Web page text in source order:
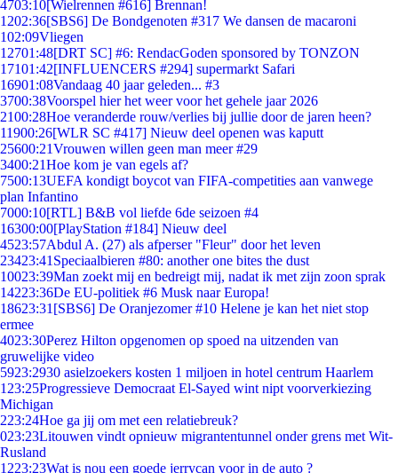
4703:10[Wielrennen #616] Brennan!
1202:36[SBS6] De Bondgenoten #317 We dansen de macaroni
102:09Vliegen
12701:48[DRT SC] #6: RendacGoden sponsored by TONZON
17101:42[INFLUENCERS #294] supermarkt Safari
16901:08Vandaag 40 jaar geleden... #3
3700:38Voorspel hier het weer voor het gehele jaar 2026
2100:28Hoe veranderde rouw/verlies bij jullie door de jaren heen?
11900:26[WLR SC #417] Nieuw deel openen was kaputt
25600:21Vrouwen willen geen man meer #29
3400:21Hoe kom je van egels af?
7500:13UEFA kondigt boycot van FIFA-competities aan vanwege
plan Infantino
7000:10[RTL] B&B vol liefde 6de seizoen #4
16300:00[PlayStation #184] Nieuw deel
4523:57Abdul A. (27) als afperser "Fleur" door het leven
23423:41 Speciaalbieren #80: another one bites the dust
10023:39Man zoekt mij en bedreigt mij, nadat ik met zijn zoon sprak
14223:36De EU-politiek #6 Musk naar Europa!
18623:31 [SBS6] De Oranjezomer #10 Helene je kan het niet stop
ermee
4023:30Perez Hilton opgenomen op spoed na uitzenden van
gruwelijke video
5923:2930 asielzoekers kosten 1 miljoen in hotel centrum Haarlem
1 23:25Progressieve Democraat El-Sayed wint nipt voorverkiezing
Michigan
223:24Hoe ga jij om met een relatiebreuk?
023:23Litouwen vindt opnieuw migrantentunnel onder grens met Wit-
Rusland
1223:23Wat is nou een goede jerrycan voor in de auto ?